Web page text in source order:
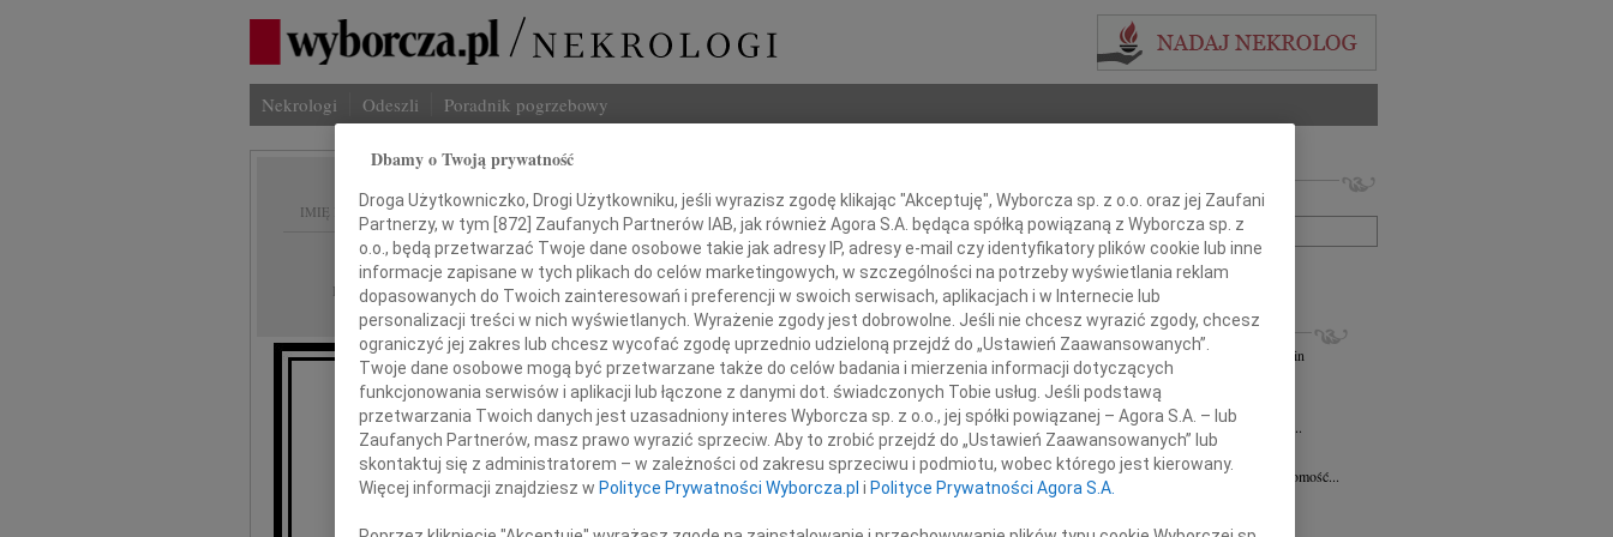
Nekrologi Odeszli Poradnik pogrzebowy
IMIĘ I NAZWISKO:
REGION: Szczecin
DATA EMISJI: 15.04.2010
Wyrazy szczerego współczucia
dla Prezydenta Miasta Kołobrzegu
Pana
Janusza Gromka
Imię i nazwisko lub numer ogłoszenia:
+ szukanie zaawansowane
INNE NEKROLOGI
Aleksandra Szpaczyńska 29.07.2026
Szczecin
Z wielkim smutkiem i żalem przyjąłem...
23.07.2026Szczecin
Pani mec. Joannie Martyniuk-Plasze wyrazy...
Edward Ciupak
08.07.2026
Z wielkim smutkiem i żalem przyjąłem wiadomość...
Stanisław Pietrzak
Z wielkim smutkiem i żalem przyjąłem...
Dbamy o Twoją prywatność
Droga Użytkowniczko, Drogi Użytkowniku, jeśli wyrazisz zgodę klikając "Akceptuję", Wyborcza sp. z o.o. oraz jej Zaufani
Partnerzy, w tym [872] Zaufanych Partnerów IAB, jak również Agora S.A. będąca spółką powiązaną z Wyborcza sp. z
o.o., będą przetwarzać Twoje dane osobowe takie jak adresy IP, adresy e-mail czy identyfikatory plików cookie lub inne
informacje zapisane w tych plikach do celów marketingowych, w szczególności na potrzeby wyświetlania reklam
dopasowanych do Twoich zainteresowań i preferencji w swoich serwisach, aplikacjach i w Internecie lub
personalizacji treści w nich wyświetlanych. Wyrażenie zgody jest dobrowolne. Jeśli nie chcesz wyrazić zgody, chcesz
ograniczyć jej zakres lub chcesz wycofać zgodę uprzednio udzieloną przejdź do „Ustawień Zaawansowanych”.
Twoje dane osobowe mogą być przetwarzane także do celów badania i mierzenia informacji dotyczących
funkcjonowania serwisów i aplikacji lub łączone z danymi dot. świadczonych Tobie usług. Jeśli podstawą
przetwarzania Twoich danych jest uzasadniony interes Wyborcza sp. z o.o., jej spółki powiązanej – Agora S.A. – lub
Zaufanych Partnerów, masz prawo wyrazić sprzeciw. Aby to zrobić przejdź do „Ustawień Zaawansowanych” lub
skontaktuj się z administratorem – w zależności od zakresu sprzeciwu i podmiotu, wobec którego jest kierowany.
Więcej informacji znajdziesz w Polityce Prywatności Wyborcza.pl i Polityce Prywatności Agora S.A.